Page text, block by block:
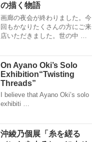
の描く物語
画廊の夜会が終わりました。今
回もかなりたくさんの方にご来
店いただきました。世の中 …
On Ayano Oki’s Solo
Exhibition“Twisting
Threads”
I believe that Ayano Oki’s solo
exhibiti …
沖綾乃個展「糸を縒る